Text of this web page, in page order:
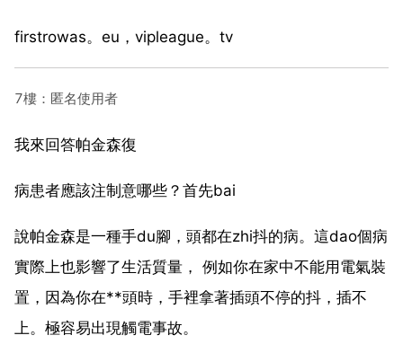
firstrowas。eu，vipleague。tv
7樓：匿名使用者
我來回答帕金森復
病患者應該注制意哪些？首先bai
說帕金森是一種手du腳，頭都在zhi抖的病。這dao個病
實際上也影響了生活質量， 例如你在家中不能用電氣裝
置，因為你在**頭時，手裡拿著插頭不停的抖，插不
上。極容易出現觸電事故。